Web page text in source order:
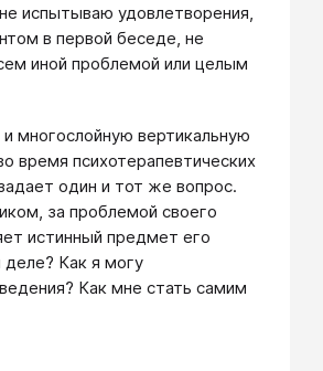
испытываю удовлетворения,
в первой беседе, не
иной проблемой или целым
многослойную вертикальную
время психотерапевтических
один и тот же вопрос.
за проблемой своего
истинный предмет его
Как я могу
Как мне стать самим